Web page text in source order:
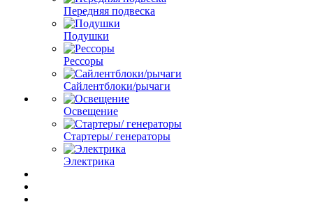
Передняя подвеска
Подушки
Рессоры
Сайлентблоки/рычаги
Освещение
Стартеры/ генераторы
Электрика